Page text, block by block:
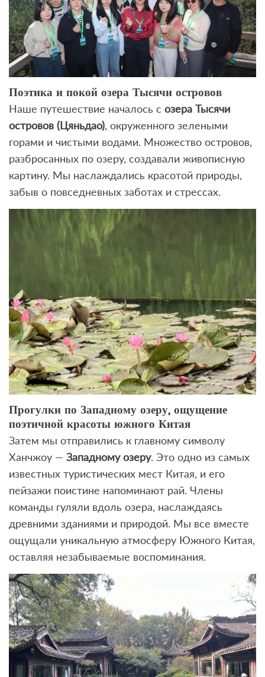
Поэтика и покой озера Тысячи островов
Наше путешествие началось с озера Тысячи
островов (Цяньдао), окруженного зелеными
горами и чистыми водами. Множество островов,
разбросанных по озеру, создавали живописную
картину. Мы наслаждались красотой природы,
забыв о повседневных заботах и стрессах.
Прогулки по Западному озеру, ощущение
поэтичной красоты южного Китая
Затем мы отправились к главному символу
Ханчжоу — Западному озеру. Это одно из самых
известных туристических мест Китая, и его
пейзажи поистине напоминают рай. Члены
команды гуляли вдоль озера, наслаждаясь
древними зданиями и природой. Мы все вместе
ощущали уникальную атмосферу Южного Китая,
оставляя незабываемые воспоминания.